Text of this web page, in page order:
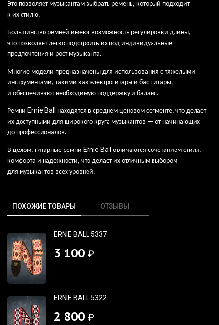
Это позволяет музыкантам выбрать ремень, который подходит
к их стилю.
Большинство ремней имеют возможность регулировки длины,
что позволяет легко подстроить их под индивидуальные
предпочтения и рост музыканта.
Многие модели предназначены для использования с тяжелыми
инструментами, такими как электрогитары и бас-гитары,
и обеспечивают необходимую поддержку и баланс.
Ремни Ernie Ball
находятся в среднем ценовом сегменте, что делает
их доступными для широкого круга музыкантов — от начинающих
до профессионалов.
В целом, гитарные ремни Ernie Ball отличаются сочетанием стиля,
комфорта и надежности, что делает их отличным выбором
для музыкантов всех уровней.
ПОХОЖИЕ ТОВАРЫ ОТЗЫВЫ
ERNIE BALL 5337
3 100 ₽
ERNIE BALL 5322
2 800 ₽